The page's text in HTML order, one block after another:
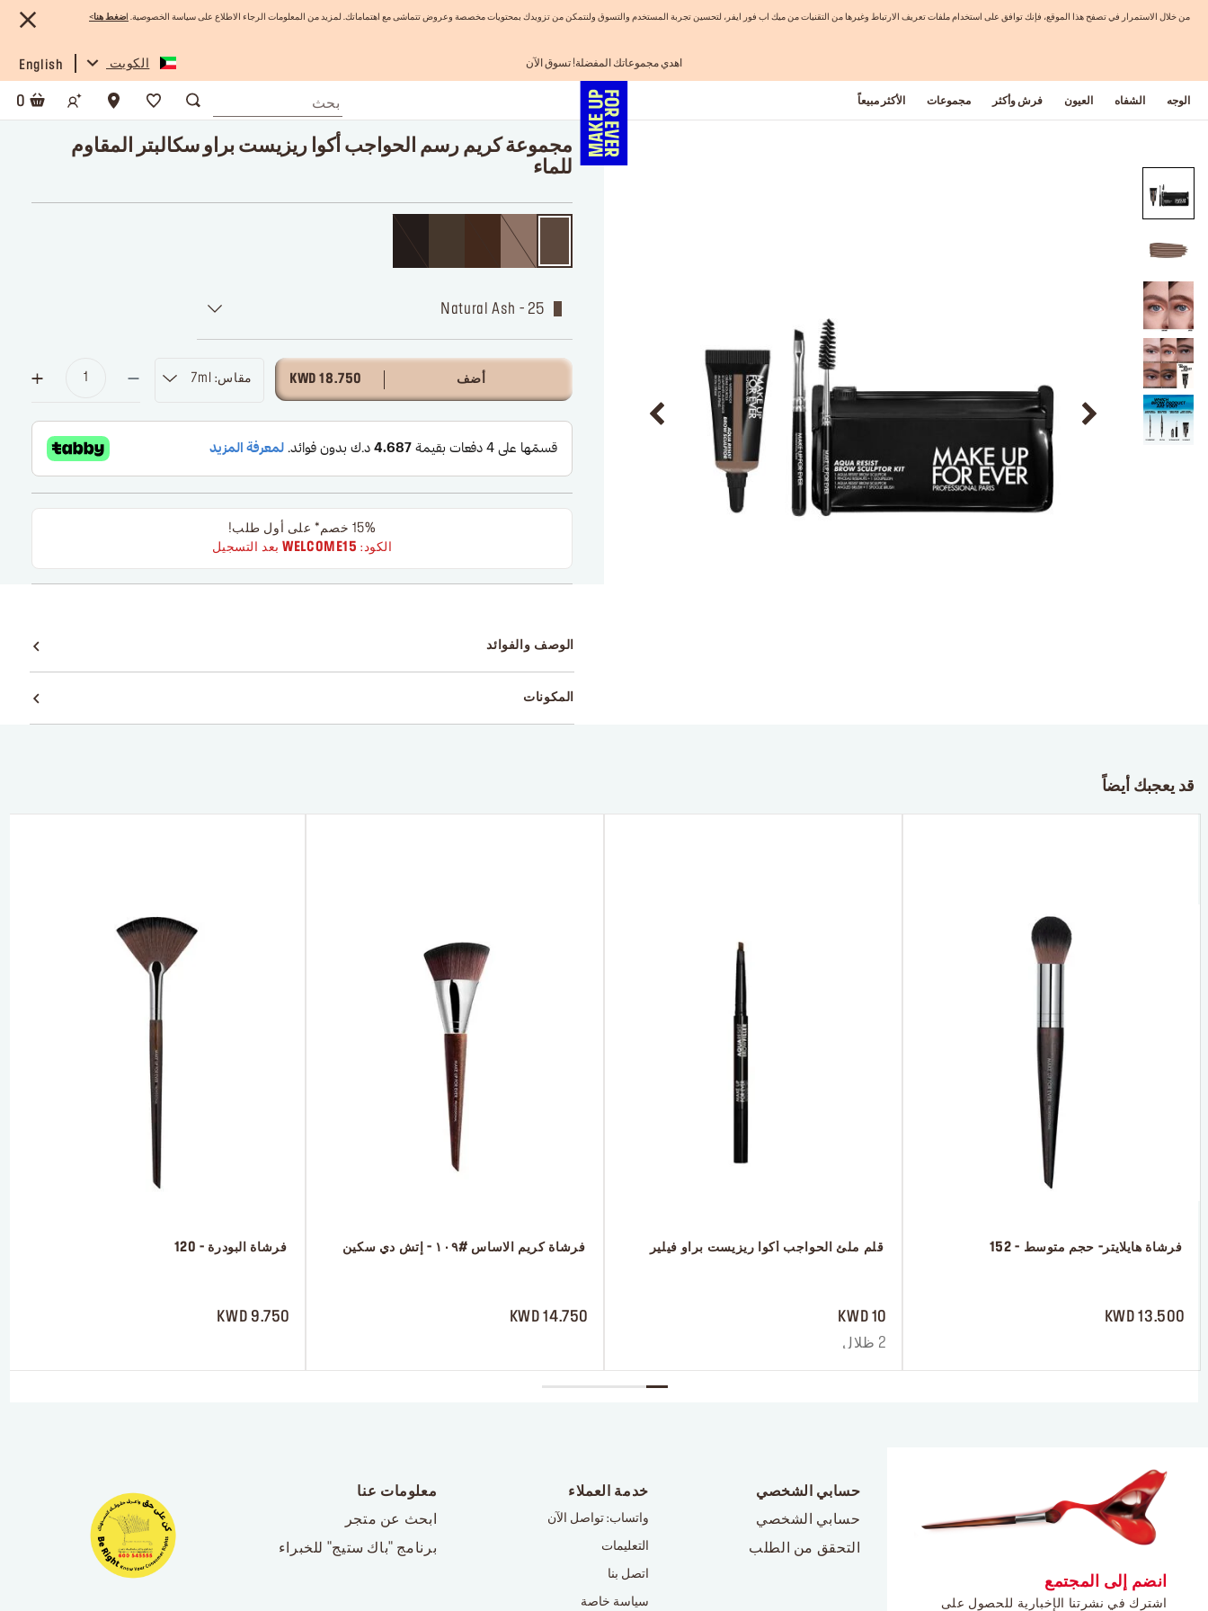
من خلال الاستمرار في تصفح هذا الموقع، فإنك توافق على استخدام ملفات تعريف الارتباط وغيرها من التقنيات من ميك اب فور ايفر، لتحسين تجربة المستخدم والتسوق ولنتمكن من تزويدك بمحتويات مخصصة وعروض تتماشى مع اهتماماتك. لمزيد من المعلومات الرجاء الاطلاع على سياسة الخصوصية. ضغط هنا >
شحن مجاني لجميع الطلبات
تسوق الآن و ادفع لاحقاً مع تابي
اهدي مجموعاتك المفضلة! تسوق الآن
الفرصة الأخيرة: خصم 25% على خطوط مختارة
الكويت English
الوجه الشفاه العيون فرش وأكثر مجموعات الأكثر مبيعاً 0
مجموعة كريم رسم الحواجب أكوا ريزيست براو سكالبتر المقاوم
للماء
25 - Natural Ash
مقاس: 7ml أضف 18.750 KWD
15% خصم* على أول طلب!
الكود: WELCOME15بعد التسجيل
الوصف والفوائد
المكونات
قد يعجبك أيضاً
فرشاة البودرة - 120
9.750 KWD
فرشاة كريم الاساس #١٠٩ - إتش دي سكين
14.750 KWD
قلم ملئ الحواجب أكوا ريزيست براو فيلير
10 KWD
2 ظلال
فرشاة هايلايتر- حجم متوسط - 152
13.500 KWD
انضم إلى المجتمع
اشترك في نشرتنا الإخبارية للحصول على
حسابي الشخصي
حسابي الشخصي
التحقق من الطلب
خدمة العملاء
واتساب: تواصل الآن
التعليمات
اتصل بنا
سياسة خاصة
معلومات عنا
ابحث عن متجر
برنامج "باك ستيج" للخبراء